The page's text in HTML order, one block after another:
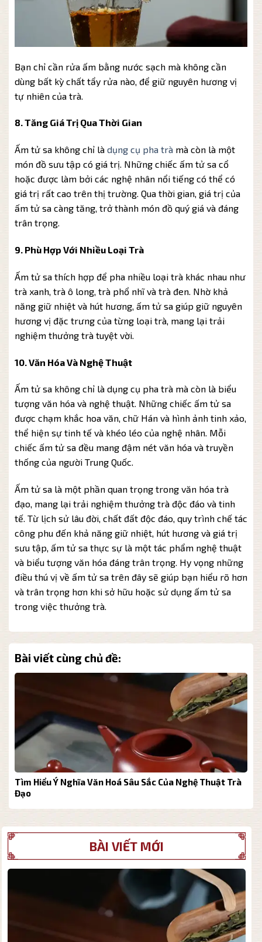
Bạn chỉ cần rửa ấm bằng nước sạch mà không cần
dùng bất kỳ chất tẩy rửa nào, để giữ nguyên hương vị
tự nhiên của trà.
8. Tăng Giá Trị Qua Thời Gian
Ấm tử sa không chỉ là dụng cụ pha trà mà còn là một
món đồ sưu tập có giá trị. Những chiếc ấm tử sa cổ
hoặc được làm bởi các nghệ nhân nổi tiếng có thể có
giá trị rất cao trên thị trường. Qua thời gian, giá trị của
ấm tử sa càng tăng, trở thành món đồ quý giá và đáng
trân trọng.
9. Phù Hợp Với Nhiều Loại Trà
Ấm tử sa thích hợp để pha nhiều loại trà khác nhau như
trà xanh, trà ô long, trà phổ nhĩ và trà đen. Nhờ khả
năng giữ nhiệt và hút hương, ấm tử sa giúp giữ nguyên
hương vị đặc trưng của từng loại trà, mang lại trải
nghiệm thưởng trà tuyệt vời.
10. Văn Hóa Và Nghệ Thuật
Ấm tử sa không chỉ là dụng cụ pha trà mà còn là biểu
tượng văn hóa và nghệ thuật. Những chiếc ấm tử sa
được chạm khắc hoa văn, chữ Hán và hình ảnh tinh xảo,
thể hiện sự tinh tế và khéo léo của nghệ nhân. Mỗi
chiếc ấm tử sa đều mang đậm nét văn hóa và truyền
thống của người Trung Quốc.
Ấm tử sa là một phần quan trọng trong văn hóa trà
đạo, mang lại trải nghiệm thưởng trà độc đáo và tinh
tế. Từ lịch sử lâu đời, chất đất độc đáo, quy trình chế tác
công phu đến khả năng giữ nhiệt, hút hương và giá trị
sưu tập, ấm tử sa thực sự là một tác phẩm nghệ thuật
và biểu tượng văn hóa đáng trân trọng. Hy vọng những
điều thú vị về ấm tử sa trên đây sẽ giúp bạn hiểu rõ hơn
và trân trọng hơn khi sở hữu hoặc sử dụng ấm tử sa
trong việc thưởng trà.
Bài viết cùng chủ đề:
Tìm Hiểu Ý Nghĩa Văn Hoá Sâu Sắc Của Nghệ Thuật Trà
Đạo
BÀI VIẾT MỚI